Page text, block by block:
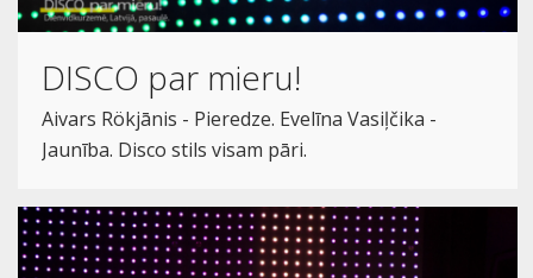
DISCO par mieru!
Aivars Rökjānis - Pieredze. Evelīna Vasiļčika -
Jaunība. Disco stils visam pāri.